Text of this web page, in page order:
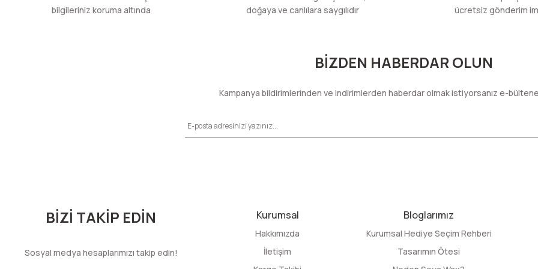
bilgileriniz koruma altında
doğaya ve canlılara saygılıdır
ücretsiz gönderim
BİZDEN HABERDAR OLUN
Kampanya bildirimlerinden ve indirimlerden haberdar olmak istiyorsanız e-
BİZİ TAKİP EDİN
Sosyal medya hesaplarımızı takip edin!
Kurumsal
Hakkımızda
İletişim
Bloglarımız
Kurumsal Hediye Seçim Rehberi
Tasarımın Ötesi